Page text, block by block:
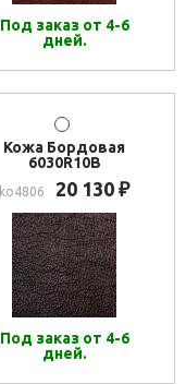
Под заказ от 4-6
дней.
Кожа Бордовая
6030R10B
ko4806 20 130 ₽
Под заказ от 4-6
дней.